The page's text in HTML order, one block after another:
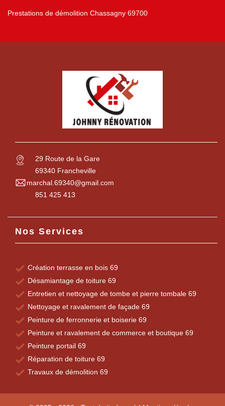
Prestations de démolition Chassagny 69700
29 Route de la Gare
69340 Francheville
marchal.69340@gmail.com
851 425 413
Nos Services
Création terrasse en bois 69
Désamiantage de toiture 69
Entretien et nettoyage de tombe et pierre tombale 69
Nettoyage et ravalement de façade 69
Peinture de ferronnerie et boiserie 69
Peinture et ravalement de commerce et boutique 69
Peinture portail 69
Réparation de toiture 69
Travaux de démolition 69